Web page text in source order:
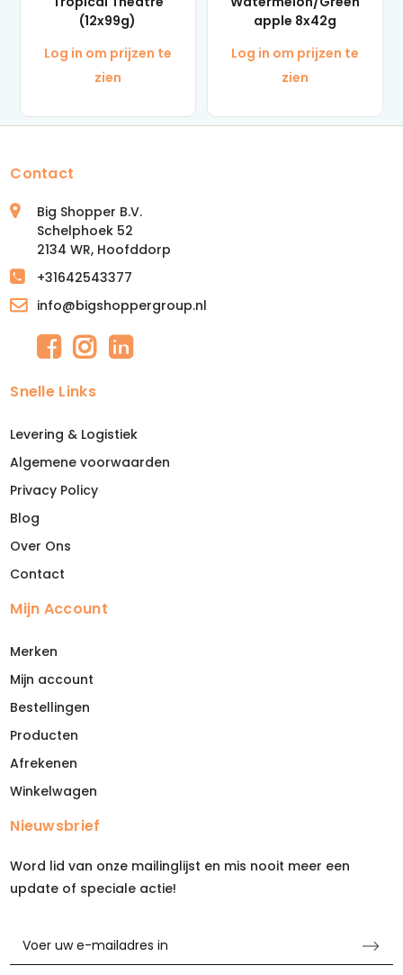
(12x99g)
Log in om prijzen te
zien
apple 8x42g
Log in om prijzen te
zien
Contact
Big Shopper B.V.
Schelphoek 52
2134 WR, Hoofddorp
+31642543377
info@bigshoppergroup.nl
Snelle Links
Levering & Logistiek
Algemene voorwaarden
Privacy Policy
Blog
Over Ons
Contact
Mijn Account
Merken
Mijn account
Bestellingen
Producten
Afrekenen
Winkelwagen
Nieuwsbrief
Word lid van onze mailinglijst en mis nooit meer een
update of speciale actie!